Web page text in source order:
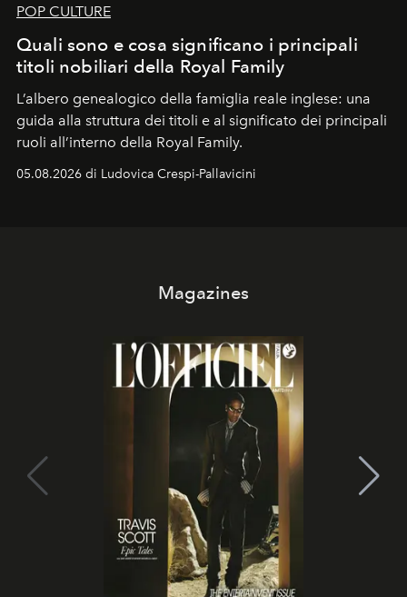
POP CULTURE
Quali sono e cosa significano i principali
titoli nobiliari della Royal Family
L’albero genealogico della famiglia reale inglese: una
guida alla struttura dei titoli e al significato dei principali
ruoli all’interno della Royal Family.
05.08.2026 di Ludovica Crespi-Pallavicini
Magazines